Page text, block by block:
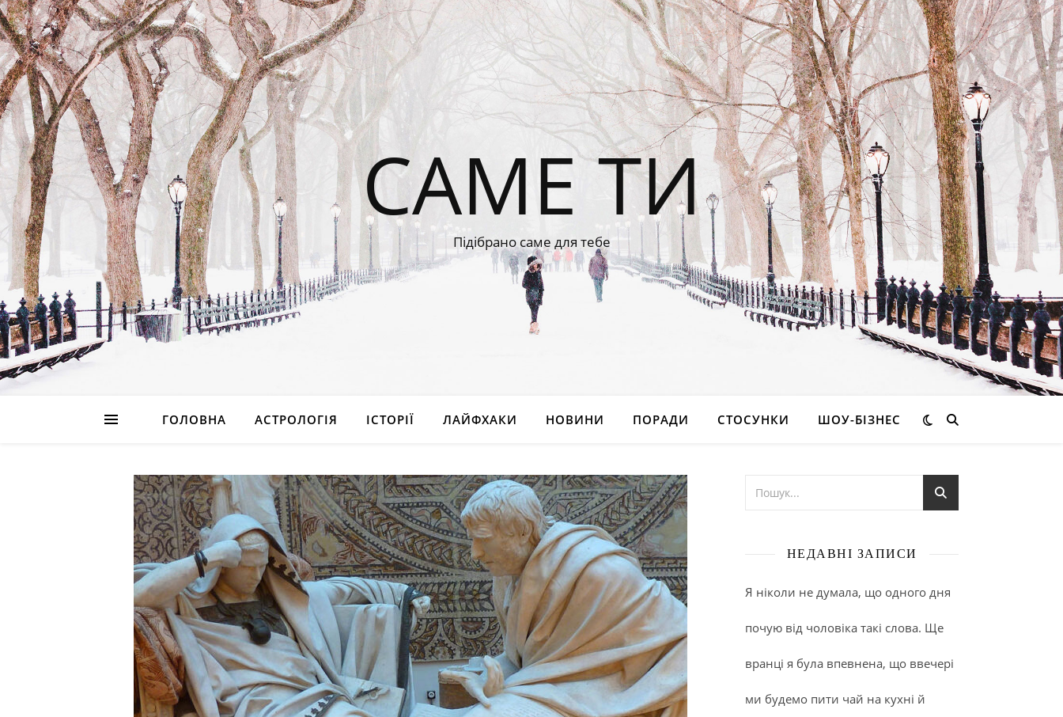
САМЕ ТИ
Підібрано саме для тебе
ГОЛОВНА АСТРОЛОГІЯ ІСТОРІЇ ЛАЙФХАКИ НОВИНИ ПОРАДИ СТОСУНКИ ШОУ-БІЗНЕС
НЕДАВНІ ЗАПИСИ
Я ніколи не думала, що одного дня
почую від чоловіка такі слова. Ще
вранці я була впевнена, що ввечері
ми будемо пити чай на кухні й